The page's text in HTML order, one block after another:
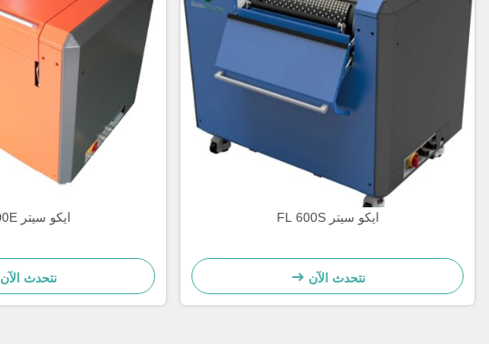
ايكو سيتر FL 600S
نتحدث الآن
ايكو سيتر FL 600E
نتحدث الآن